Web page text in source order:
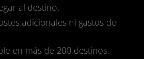
al destino.
adicionales ni gastos de
en más de 200 destinos.